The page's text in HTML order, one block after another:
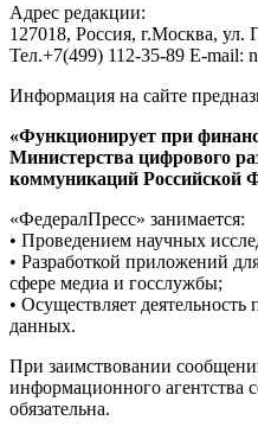
Адрес редакции:
127018, Россия, г.Москва, ул.
Тел.+7(499) 112-35-89 E-mail:
Информация на сайте
«Функционирует при
Министерства цифрового
коммуникаций Российской
«ФедералПресс» занимается:
• Проведением научных
• Разработкой приложений
сфере медиа и госслужбы;
• Осуществляет
данных.
При заимствовании
информационного агентства
обязательна.